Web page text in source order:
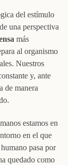
del estímulo
una perspectiva
más
al organismo
Nuestros
y, ante
de manera
estamos en
en el que
pasa por
quedado como